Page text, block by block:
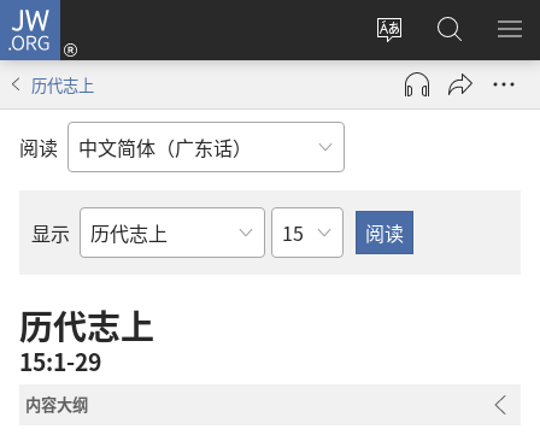
JW.ORG
更
改
网
登
录
（打
搜
索
JW.ORG
显
历代志上
阅读
显示
圣
经
卷
章
历代志上
15:1-29
内容大纲